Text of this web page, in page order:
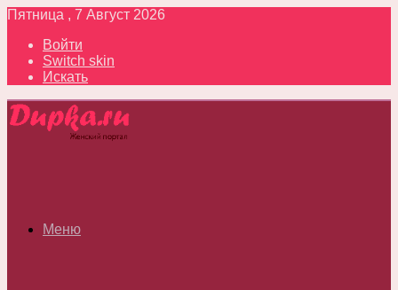
Пятница , 7 Август 2026
Войти
Switch skin
Искать
Меню